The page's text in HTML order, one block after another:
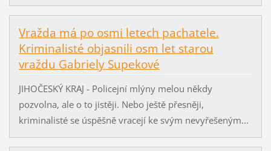
Vražda má po osmi letech pachatele.
Kriminalisté objasnili osm let starou
vraždu Gabriely Supekové
JIHOČESKÝ KRAJ - Policejní mlýny melou někdy
pozvolna, ale o to jistěji. Nebo ještě přesněji,
kriminalisté se úspěšně vracejí ke svým nevyřešeným...